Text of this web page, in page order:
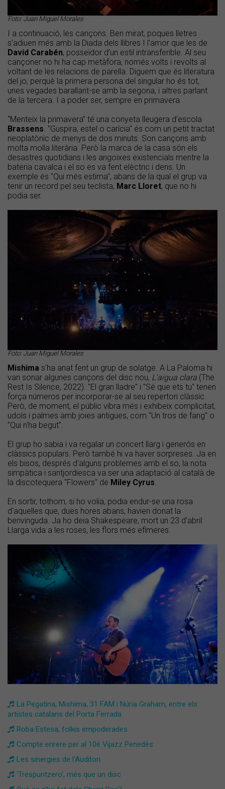
Foto: Juan Miguel Morales
I a continuació, les cançons. Ben mirat, poques lletres
s’adiuen més amb la Diada dels llibres I l’amor que les de
David Carabén, posseïdor d’un estil intransferible. Al seu
cançoner no hi ha cap metàfora, només volts i revolts al
voltant de les relacions de parella. Diguem que és literatura
del jo, perquè la primera persona del singular ho és tot,
unes vegades barallant-se amb la segona, i altres parlant
de la tercera. I a poder ser, sempre en primavera.
“Menteix la primavera” té una conyeta lleugera d’escola
Brassens. "Guspira, estel o carícia" és com un petit tractat
neoplatònic de menys de dos minuts. Son cançons amb
molta molla literària. Però la marca de la casa són els
desastres quotidians i les angoixes existencials mentre la
bateria cavalca i el so es va fent elèctric i dens. Un
exemple és "Qui més estima", abans de la qual el grup va
tenir un record pel seu teclista, Marc Lloret, que no hi
podia ser.
Foto: Juan Miguel Morales
Mishima s'ha anat fent un grup de solatge. A La Paloma hi
van sonar algunes cançons del disc nou, L'aigua clara (The
Rest Is Silence, 2022). "El gran lladre" i "Sé que ets tu" tenen
força números per incorporar-se al seu repertori clàssic.
Però, de moment, el públic vibra més i exhibeix complicitat,
udols i palmes amb joies antigues, com "Un tros de fang" o
"Qui n'ha begut".
El grup ho sabia i va regalar un concert llarg i generós en
clàssics populars. Però també hi va haver sorpreses. Ja en
els bisos, després d'alguns problemes amb el so, la nota
simpàtica i santjordiesca va ser una adaptació al català de
la discotequera "Flowers" de Miley Cyrus
En sortir, tothom, si ho volia, podia endur-se una rosa
d'aquelles que, dues hores abans, havien donat la
benvinguda. Ja ho deia Shakespeare, mort un 23 d'abril:
Llarga vida a les roses, les flors més efímeres.
La Pegatina, Mishima, 31 FAM i Núria Graham, entre els
artistes catalans del Porta Ferrada
Roba Estesa, folkis empoderades
Compte enrere per al 10è Vijazz Penedès
Les sinergies de l'Auditori
'Trespuntzero', més que un disc